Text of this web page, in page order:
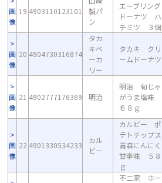
画
像
19 4903110123101
製パ
ン
エーブリング
ドーナツ ハ
チミツ ３個
画
像
20 4904730316874
タカ
キベ
ーカ
リー
タカキ クリ
ームドーナツ
画
像
21 4902777176369 明治
明治 旬じゃ
がうま塩味
６８ｇ
画
像
22 4901330534233
カル
ビー
カルビー ポ
テトチップス
青森にんにく
甘辛味 ５８
ｇ
不二家 ホー